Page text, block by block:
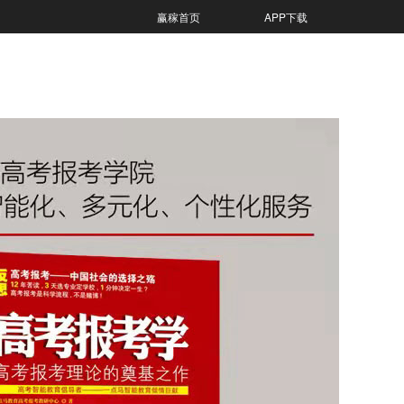
赢稼首页 APP下载